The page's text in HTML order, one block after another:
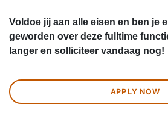
Voldoe jij aan alle eisen en ben je
geworden over deze fulltime
langer en solliciteer vandaag nog!
APPLY NOW